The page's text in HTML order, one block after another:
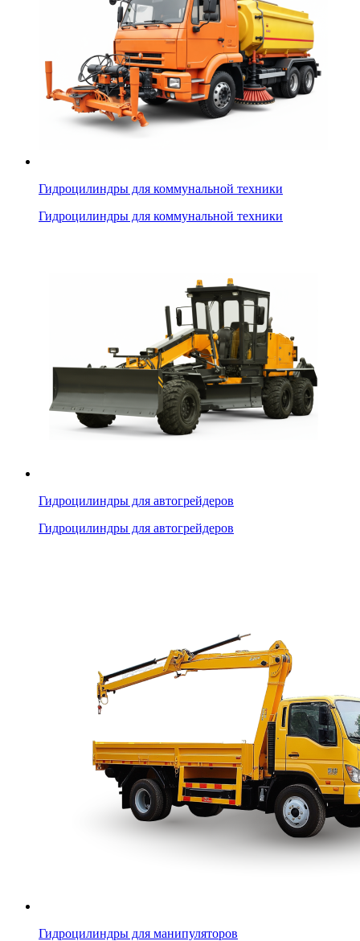
Гидроцилиндры для коммунальной техники
Гидроцилиндры для коммунальной техники
Гидроцилиндры для автогрейдеров
Гидроцилиндры для автогрейдеров
Гидроцилиндры для манипуляторов